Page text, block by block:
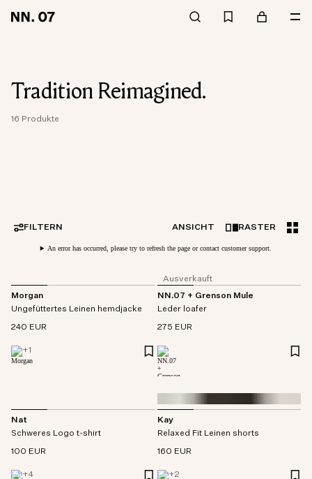
Tradition Reimagined.
16 Produkte
FILTERN ANSICHT RASTER
Morgan
Ungefüttertes Leinen hemdjacke
240 EUR
+1
Ausverkauft
NN.07 + Grenson Mule
Leder loafer
275 EUR
Nat
Schweres Logo t-shirt
100 EUR
+4
Kay
Relaxed Fit Leinen shorts
160 EUR
+2
An error has occurred, please try to refresh the page or contact customer support.